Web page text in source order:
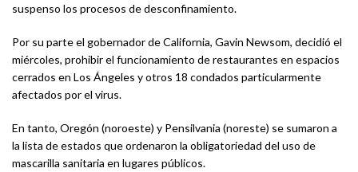
suspenso los procesos de desconfinamiento.
Por su parte el gobernador de California, Gavin Newsom, decidió el
miércoles, prohibir el funcionamiento de restaurantes en espacios
cerrados en Los Ángeles y otros 18 condados particularmente
afectados por el virus.
En tanto, Oregón (noroeste) y Pensilvania (noreste) se sumaron a
la lista de estados que ordenaron la obligatoriedad del uso de
mascarilla sanitaria en lugares públicos.